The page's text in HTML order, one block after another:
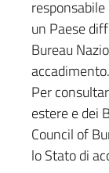
un Paese
Bureau
accadimento.
Per
estere e dei
Council of
lo Stato di